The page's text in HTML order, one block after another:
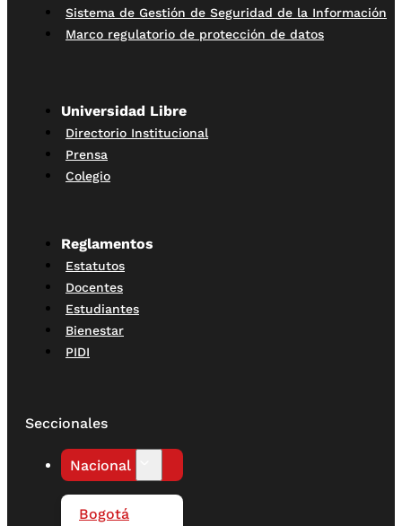
Sistema de Gestión de Seguridad de la Información
Marco regulatorio de protección de datos
Universidad Libre
Directorio Institucional
Prensa
Colegio
Reglamentos
Estatutos
Docentes
Estudiantes
Bienestar
PIDI
Seccionales
Nacional
Bogotá